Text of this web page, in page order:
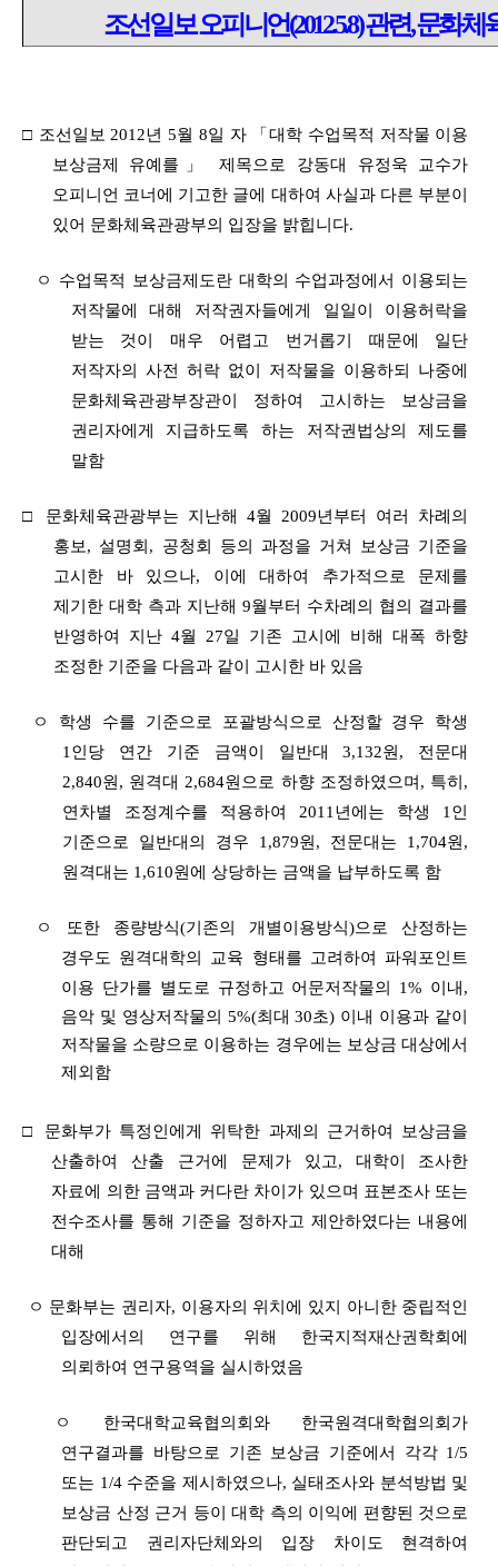
조선일보 오피니언(2012.5.8) 관련, 문화
□ 조선일보 2012년 5월 8일 자 「대학 수업목적 저작물 이용
보상금제 유예 를 」
제목으로 강동대 유정욱 교수가
오피니언 코너에 기고한 글에 대하여 사실과 다른 부분이
있어 문화체육관광부의 입장을 밝힙니다.
ㅇ 수업목적 보상금제도란 대학의 수업과정에서 이용되는
저작물에 대해 저작권자들에게 일일이 이용허락을
받는 것이 매우 어렵고 번거롭기 때문에 일단
저작자의 사전 허락 없이 저작물을 이용하되 나중에
문화체육관광부장관이 정하여 고시하는 보상금을
권리자에게 지급하도록 하는 저작권법상의 제도를
말함
□
문화체육관광부는 지난해 4월 2009년부터 여러 차례의
홍보, 설명회, 공청회 등의 과정을 거쳐 보상금 기준을
고시한 바 있으나, 이에 대하여 추가적으로 문제를
제기한 대학 측과 지난해 9월부터 수차례의 협의 결과를
반영하여 지난 4월 27일 기존 고시에 비해 대폭 하향
조정한 기준을 다음과 같이 고시한 바 있음
ㅇ 학생 수를 기준으로 포괄방식으로 산정할 경우 학생
1인당 연간 기준 금액이 일반대 3,132원, 전문대
2,840원, 원격대 2,684원으로 하향 조정하였으며, 특히,
연차별 조정계수를 적용하여 2011년에는 학생 1인
기준으로 일반대의
경우
1,879원, 전문대는 1,704원,
원격대는 1,610원에 상당하는 금액을 납부하도록 함
ㅇ 또한 종량방식(기존의 개별이용방식)으로 산정하는
경우도 원격대학의 교육 형태를 고려하여 파워포인트
이용 단가를 별도로 규정하고 어문저작물의 1% 이내,
음악 및 영상저작물의 5%(최대 30초) 이내 이용과 같이
저작물을 소량으로 이용하는 경우에는 보상금 대상에서
제외함
□ 문화부가 특정인에게 위탁한 과제의 근거하여 보상금을
산출하여 산출 근거에 문제가 있고, 대학이 조사한
자료에 의한 금액과 커다란 차이가 있으며 표본조사 또는
전수조사를 통해 기준을 정하자고 제안하였다는 내용에
대해
ㅇ 문화부는 권리자, 이용자의 위치에 있지 아니한 중립적인
입장에서의 연구를
위해 한국지적재산권학회에
의뢰하여 연구용역을 실시하였음
ㅇ
한국대학교육협의회와 한국원격대학협의회가
연구결과를 바탕으로 기존 보상금 기준에서 각각 1/5
또는 1/4 수준을 제시하였으나, 실태조사와 분석방법 및
보상금 산정 근거 등이 대학 측의 이익에 편향된 것으로
판단되고 권리자단체와의 입장 차이도 현격하여